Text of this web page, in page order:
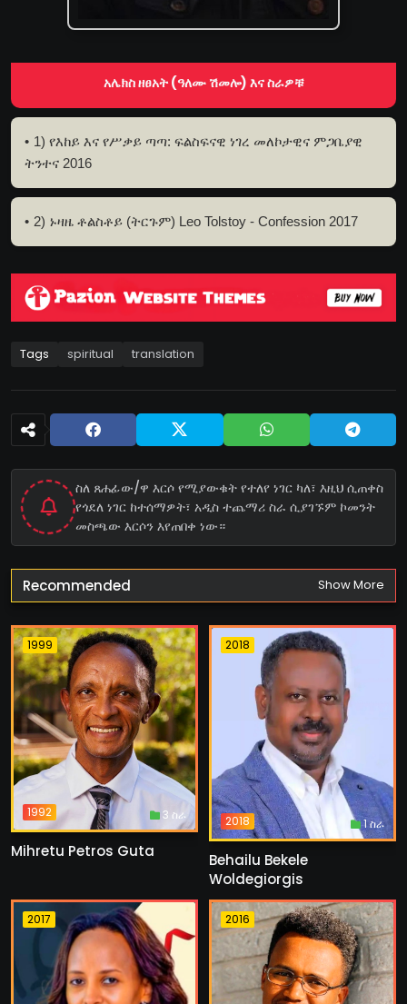
አሌክስ ዘፀአት (ዓለሙ ሽመሎ) እና ስራዎቹ
1) የእከይ እና የሥቃይ ጣጣ: ፍልስፍናዊ ነገረ መለኮታዊና ምጋቤያዊ
ትንተና 2016
2) ኑዛዜ ቶልስቶይ (ትርጉም) Leo Tolstoy - Confession 2017
Tags spiritual translation
ስለ ጸሐፊው/ዋ እርሶ የሚያውቁት የተለየ ነገር ካለ፣ እዚህ ሲጠቀስ
የጎደለ ነገር ከተሰማዎት፣ አዲስ ተጨማሪ ስራ ሲያገኙም ኮመንት
መስጫው እርሶን እየጠበቀ ነው።
Recommended Show More
1999
1992 3 ስራ
Mihretu Petros Guta
2018
2018 1 ስራ
Behailu Bekele
Woldegiorgis
2017 2016